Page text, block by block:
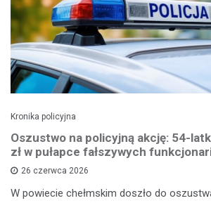
Kronika policyjna
Oszustwo na policyjną akcję: 54-
zł w pułapce fałszywych
26 czerwca 2026
W powiecie chełmskim doszło do